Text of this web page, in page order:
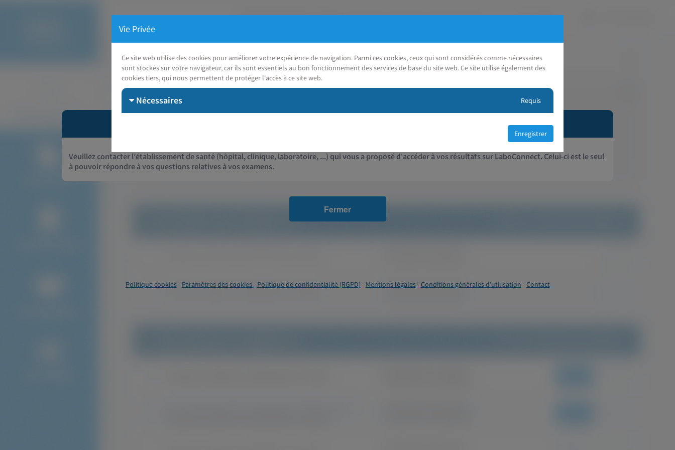
Veuillez contacter l’établissement de santé (hôpital, clinique, laboratoire, ...) qui vous a proposé d'accéder à vos résultats sur LaboConnect. Celui-ci est le seul
à pouvoir répondre à vos questions relatives à vos examens.
Fermer
Politique cookies- Paramètres des cookies- Politique de confidentialité (RGPD) - Mentions légales-Conditions générales d'utilisation -Contact
Vie Privée
Ce site web utilise des cookies pour améliorer votre expérience de navigation. Parmi ces cookies, ceux qui sont considérés comme nécessaires
sont stockés sur votre navigateur, car ils sont essentiels au bon fonctionnement des services de base du site web. Ce site utilise également des
cookies tiers, qui nous permettent de protéger l'accès à ce site web.
Nécessaires Requis